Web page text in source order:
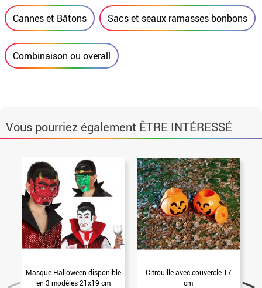
Cannes et Bâtons Sacs et seaux ramasses bonbons
Combinaison ou overall
Vous pourriez également ÊTRE INTÉRESSÉ
Masque Halloween disponible
en 3 modèles 21x19 cm
Citrouille avec couvercle 17
cm